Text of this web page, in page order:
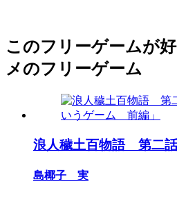
このフリーゲームが
メのフリーゲーム
浪人穢土百物語 第二
島椰子 実